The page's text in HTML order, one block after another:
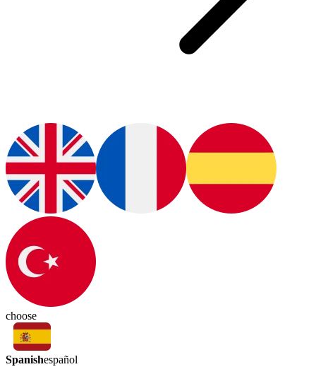
choose
Spanishespañol